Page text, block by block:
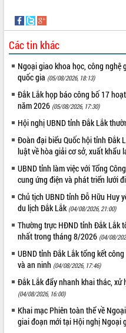
cải cách hành chính tỉnh Đắk Lắk
để phát triển du lịch Đắk Lắk
Khởi động Dự án Đầu tư xây dựng hạ
tầng kỹ thuật Cụm công nghiệp Tân
Tiến
Gặp mặt các cơ quan báo chí nhân Kỷ
niệm 101 năm Ngày Báo chí Cách
mạng Việt Nam
Đắk Lắk sơ kết 4 năm triển khai thực
hiện Đề án 06 của Chính phủ
Họp báo thông tin về Hội nghị Công bố
Quy hoạch và Xúc tiến đầu tư tỉnh Đắk
Khơi thông điểm nghẽn, đẩy nhanh
giải ngân vốn khắc phục thiên tai
HĐND tỉnh thông qua điều chỉnh Quy
hoạch tỉnh thời kỳ 2021-2030
Hội thảo góp ý hồ sơ điều chỉnh quy
hoạch tỉnh Đắk Lắk thời kỳ 2021-2030,
tầm nhìn đến năm 2050
Nâng cao hiệu quả hoạt động của các
doanh nghiệp nhà nước
Hội nghị triển khai kết nối mạng
Các tin khác
Ngoại giao khoa học, công nghệ
quốc gia (05/08/2026, 18:13)
Đắk Lắk họp báo công bố 17
năm 2026 (05/08/2026, 17:30)
Hội nghị UBND tỉnh Đắk Lắk
Đoàn đại biểu Quốc hội tỉnh Đắk
luật về hòa giải cơ sở, xuất khẩu
UBND tỉnh làm việc với Tổng
cung ứng điện và phát triển lưới
Chủ tịch UBND tỉnh Đỗ Hữu Huy
du lịch Đắk Lắk (04/08/2026, 21:00)
Thường trực HĐND tỉnh Đắk Lắk
nhất trong tháng 8/2026 (04/08/
UBND tỉnh Đắk Lắk tổng kết
và an ninh (04/08/2026, 17:46)
Đắk Lắk đẩy nhanh khai thác, xử
(04/08/2026, 16:00)
Khai mạc Phiên toàn thể về
giai đoạn mới tại Hội nghị Ngoại